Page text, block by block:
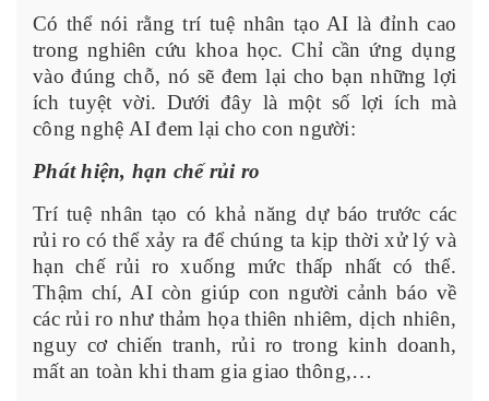
Có thể nói rằng trí tuệ nhân tạo AI là đỉnh cao
trong nghiên cứu khoa học. Chỉ cần ứng dụng
vào đúng chỗ, nó sẽ đem lại cho bạn những lợi
ích tuyệt vời. Dưới đây là một số lợi ích mà
công nghệ AI đem lại cho con người:
Phát hiện, hạn chế rủi ro
Trí tuệ nhân tạo có khả năng dự báo trước các
rủi ro có thể xảy ra để chúng ta kịp thời xử lý và
hạn chế rủi ro xuống mức thấp nhất có thể.
Thậm chí, AI còn giúp con người cảnh báo về
các rủi ro như thảm họa thiên nhiêm, dịch nhiên,
nguy cơ chiến tranh, rủi ro trong kinh doanh,
mất an toàn khi tham gia giao thông,…